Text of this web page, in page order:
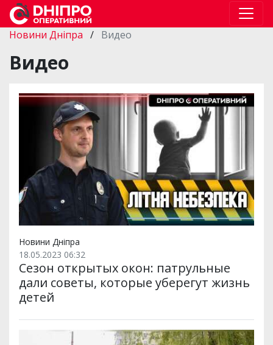
Новини Дніпра / Видео
Видео
Новини Дніпра
18.05.2023 06:32
Сезон открытых окон: патрульные
дали советы, которые уберегут жизнь
детей